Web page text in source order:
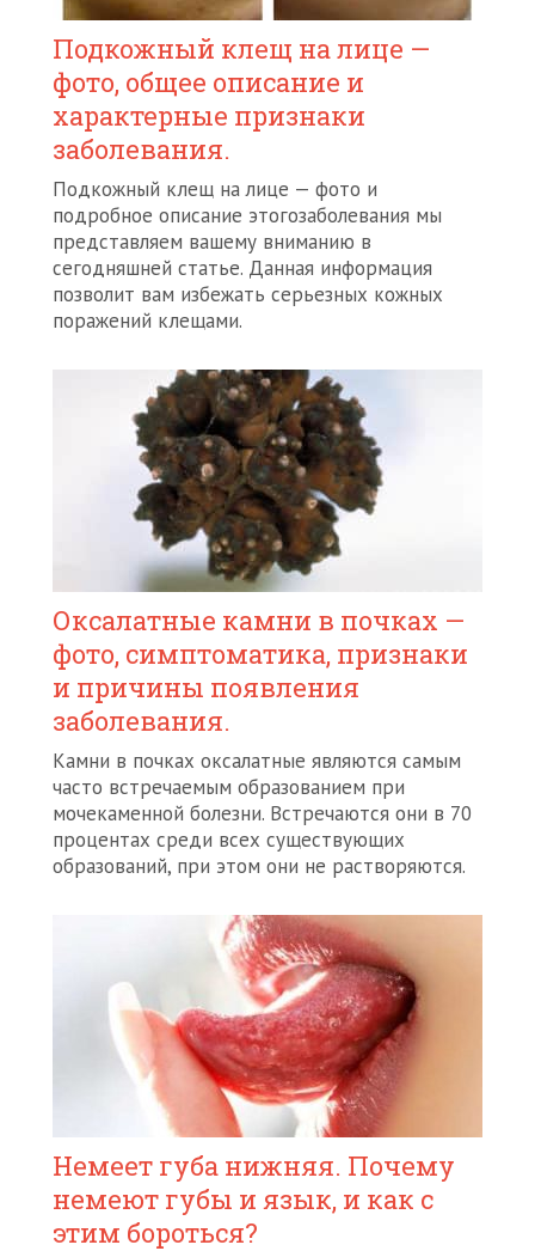
Подкожный клещ на лице —
фото, общее описание и
характерные признаки
заболевания.
Подкожный клещ на лице — фото и
подробное описание этогозаболевания мы
представляем вашему вниманию в
сегодняшней статье. Данная информация
позволит вам избежать серьезных кожных
поражений клещами.
Оксалатные камни в почках —
фото, симптоматика, признаки
и причины появления
заболевания.
Камни в почках оксалатные являются самым
часто встречаемым образованием при
мочекаменной болезни. Встречаются они в 70
процентах среди всех существующих
образований, при этом они не растворяются.
Немеет губа нижняя. Почему
немеют губы и язык, и как с
этим бороться?